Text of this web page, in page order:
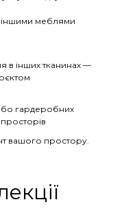
меблями
в інших тканинах —
гардеробних
вашого простору.